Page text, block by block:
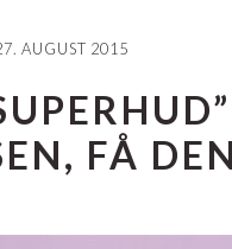
AUGUST 2015
FÅ